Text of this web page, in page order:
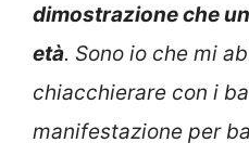
dimostrazione che
età. Sono io che mi
chiacchierare con i
manifestazione per